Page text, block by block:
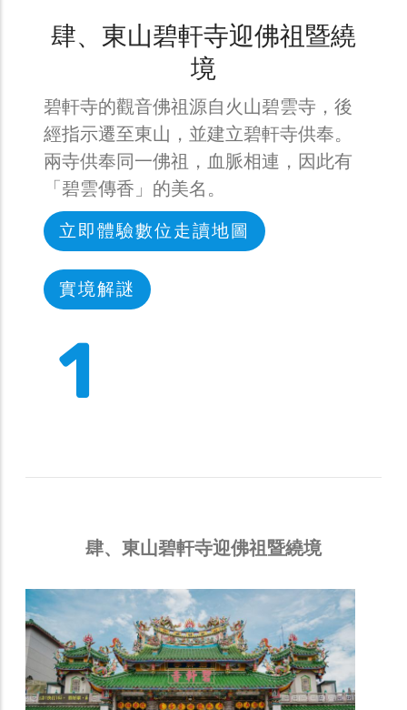
肆、東山碧軒寺迎佛祖暨繞
境
碧軒寺的觀音佛祖源自火山碧雲寺，後
經指示遷至東山，並建立碧軒寺供奉。
兩寺供奉同一佛祖，血脈相連，因此有
「碧雲傳香」的美名。
立即體驗數位走讀地圖
實境解謎
1
肆、東山碧軒寺迎佛祖暨繞境